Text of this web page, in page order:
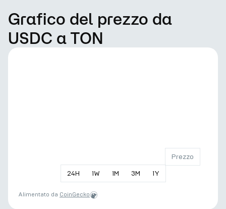
Grafico del prezzo da
USDC a TON
24H 1W 1M 3M 1Y
Prezzo
Alimentato da CoinGecko